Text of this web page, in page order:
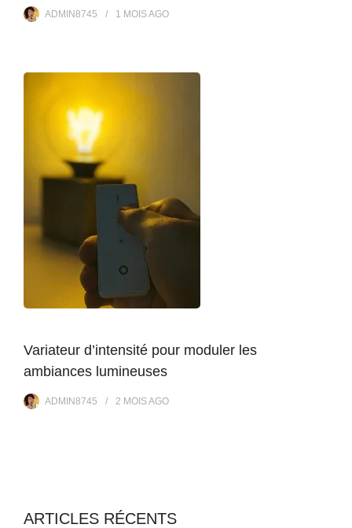
ADMIN8745 1 MOISAGO
Variateur d’intensité pour moduler les
ambiances lumineuses
ADMIN8745 2 MOISAGO
ARTICLES RÉCENTS